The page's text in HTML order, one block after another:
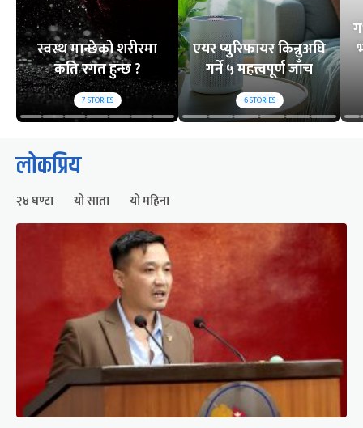
स्वस्थ मान्छेको शरीरमा
कति रगत हुन्छ ?
7STORIES
एयर प्युरिफायर किन्नुअघि
गर्ने ५ महत्त्वपूर्ण जाँच
6STORIES
लोकप्रिय
२४ घण्टा यो साता यो महिना